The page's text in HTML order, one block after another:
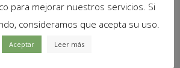
para mejorar nuestros servicios. Si
consideramos que acepta su uso.
Aceptar Leer más